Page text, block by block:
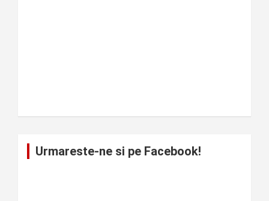
Urmareste-ne si pe Facebook!